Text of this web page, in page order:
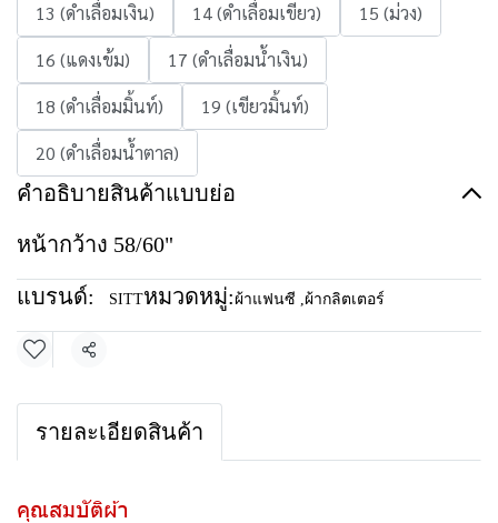
13 (ดำเลื่อมเงิน)
14 (ดำเลื่อมเขียว)
15 (ม่วง)
16 (แดงเข้ม)
17 (ดำเลื่อมน้ำเงิน)
18 (ดำเลื่อมมิ้นท์)
19 (เขียวมิ้นท์)
20 (ดำเลื่อมน้ำตาล)
คำอธิบายสินค้าแบบย่อ
หน้ากว้าง 58/60"
แบรนด์: SITTหมวดหมู่: ผ้าแฟนซี ,ผ้ากลิตเตอร์
แชร์
รายละเอียดสินค้า
คุณสมบัติผ้า